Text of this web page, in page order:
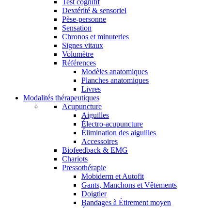
Test cognitif
Dextérité & sensoriel
Pèse-personne
Sensation
Chronos et minuteries
Signes vitaux
Volumètre
Références
Modèles anatomiques
Planches anatomiques
Livres
Modalités thérapeutiques
Acupuncture
Aiguilles
Électro-acupuncture
Élimination des aiguilles
Accessoires
Biofeedback & EMG
Chariots
Pressothérapie
Mobiderm et Autofit
Gants, Manchons et Vêtements
Doigtier
Bandages à Étirement moyen